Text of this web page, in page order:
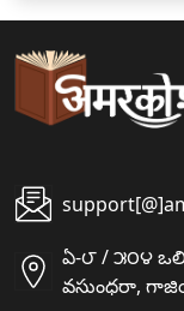
ఏ-౮ / ౫౦౪
వసుంధరా,